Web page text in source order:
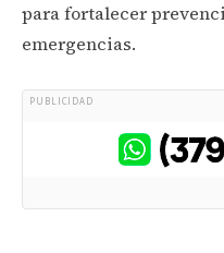
para fortalecer
emergencias.
PUBLICIDAD